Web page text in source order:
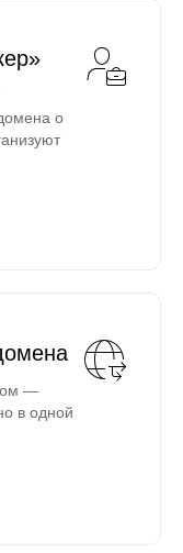
о
—
в одной